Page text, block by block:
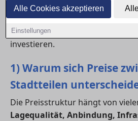
Alle Cookies akzeptieren
Einstellungen
Randlagen oft noch attraktive
dieQuadratmeterpreiseder
kann den Markt besser
investieren.
1) Warum sich Preise
Stadtteilen
Die Preisstruktur hängt von
Lagequalität, Anbindung,